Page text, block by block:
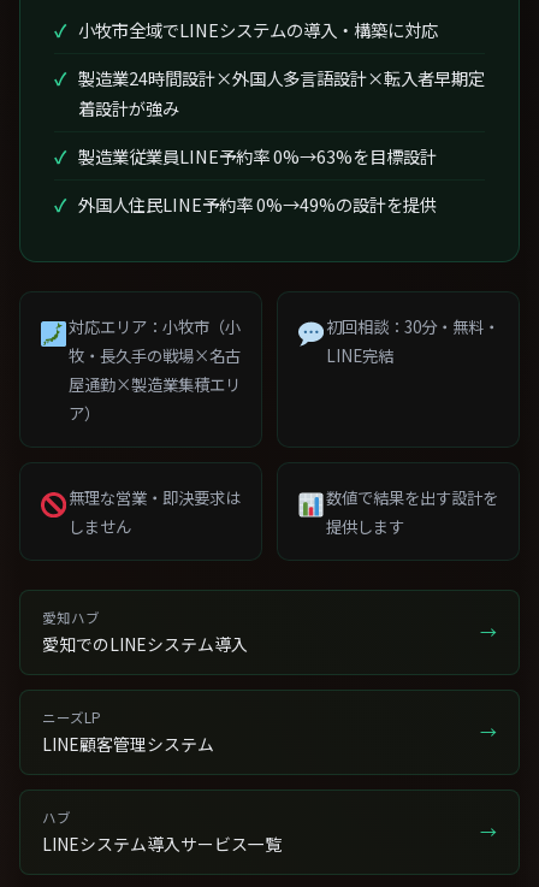
小牧市全域でLINEシステムの導入・構築に対応
製造業24時間設計×外国人多言語設計×転入者早期定
着設計が強み
製造業従業員LINE予約率 0%→63%を目標設計
外国人住民LINE予約率 0%→49%の設計を提供
対応エリア：小牧市（小
牧・長久手の戦場×名古
屋通勤×製造業集積エリ
ア）
初回相談：30分・無料・
LINE完結
無理な営業・即決要求は
しません
数値で結果を出す設計を
提供します
愛知ハブ
愛知でのLINEシステム導入 →
ニーズLP
LINE顧客管理システム →
ハブ
LINEシステム導入サービス一覧 →